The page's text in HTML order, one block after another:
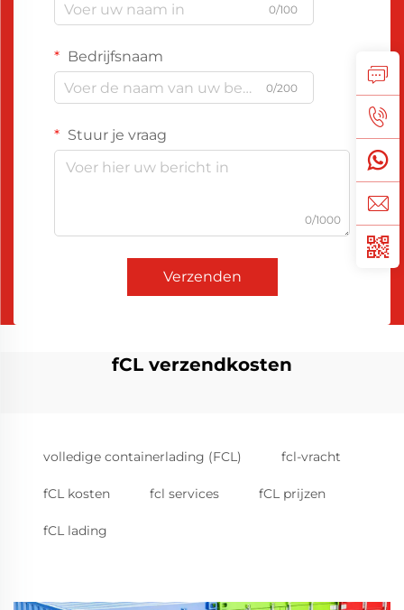
0/100
Bedrijfsnaam
0/200
Stuur je vraag
0/1000
Verzenden
fCL verzendkosten
volledige containerlading (FCL) fcl-vracht
fCL kosten fcl services fCL prijzen
fCL lading